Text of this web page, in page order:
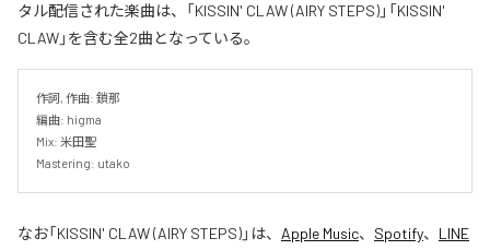
タル配信された楽曲は、「KISSIN' CLAW (AIRY STEPS)」「KISSIN'
CLAW」を含む全2曲となっている。
作詞, 作曲: 鎖那
編曲: higma
Mix: 米田聖
Mastering: utako
なお「KISSIN' CLAW (AIRY STEPS)」は、 Apple Music、 Spotify、 LINE